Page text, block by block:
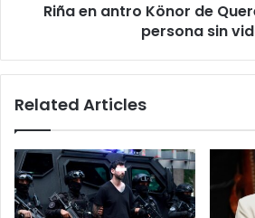
Riña en antro Könor de
persona sin
Related Articles